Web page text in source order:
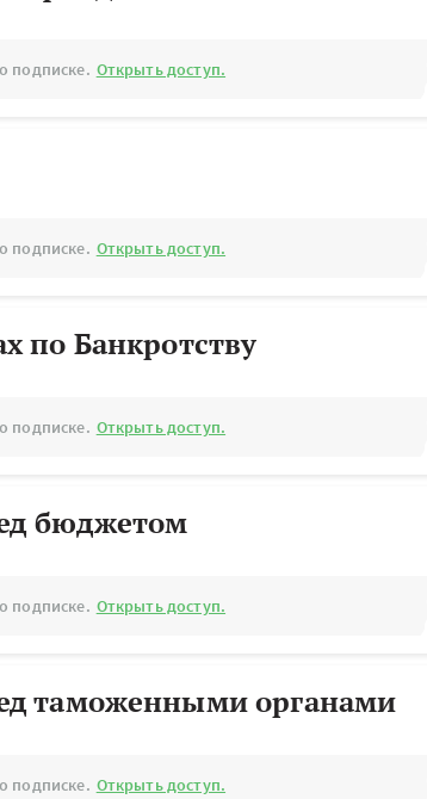
подписке. Открыть доступ.
подписке. Открыть доступ.
по Банкротству
подписке. Открыть доступ.
бюджетом
подписке. Открыть доступ.
таможенными органами
подписке. Открыть доступ.